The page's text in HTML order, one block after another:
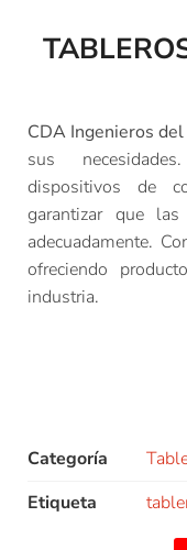
CDA Ingenieros del
sus
dispositivos de
garantizar que las
adecuadamente.
ofreciendo
industria.
Categoría
Etiqueta